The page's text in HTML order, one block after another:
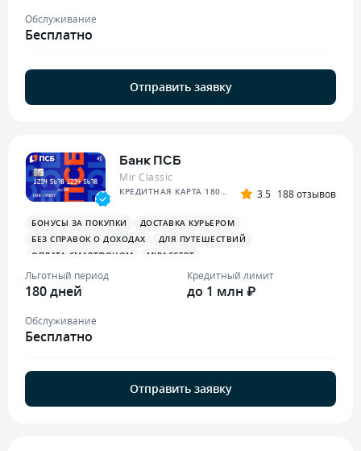
Обслуживание
Бесплатно
Отправить заявку
Банк ПСБ
Mir Classic
КРЕДИТНАЯ КАРТА 180 ДНЕЙ БЕЗ % 3.5 188 отзывов
БОНУСЫ ЗА ПОКУПКИ
ДОСТАВКА КУРЬЕРОМ
БЕЗ СПРАВОК О ДОХОДАХ
ДЛЯ ПУТЕШЕСТВИЙ
ОПЛАТА СМАРТФОНОМ
MIRACCEPT
БОНУСЫ ЗА МЕДИЦИНСКИЕ УСЛУГИ
Льготный период
180 дней
Кредитный лимит
до 1 млн ₽
Обслуживание
Бесплатно
Отправить заявку